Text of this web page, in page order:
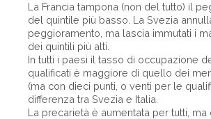
La Francia tampona (non del tutto) il
del quintile più basso. La Svezia
peggioramento, ma lascia immutati i
dei quintili più alti.
In tutti i paesi il tasso di occupazione
qualificati è maggiore di quello dei
(ma con dieci punti, o venti per le
differenza tra Svezia e Italia.
La precarietà è aumentata per tutti, ma